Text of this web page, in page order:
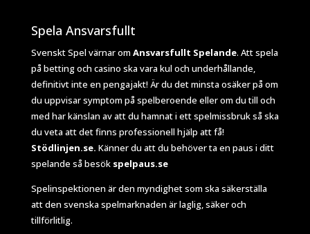
Spela Ansvarsfullt
Svenskt Spel värnar om Ansvarsfullt Spelande. Att spela
på betting och casino ska vara kul och underhållande,
definitivt inte en pengajakt! Är du det minsta osäker på om
du uppvisar symptom på spelberoende eller om du till och
med har känslan av att du hamnat i ett spelmissbruk så ska
du veta att det finns professionell hjälp att få!
Stödlinjen.se. Känner du att du behöver ta en paus i ditt
spelande så besök spelpaus.se
Spelinspektionen är den myndighet som ska säkerställa
att den svenska spelmarknaden är laglig, säker och
tillförlitlig.